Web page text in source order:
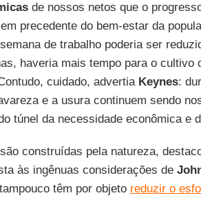
de nossos netos que o
precedente do bem-estar da
de trabalho poderia ser
haveria mais tempo para o cultivo
cuidado, advertia Keynes:
e a usura continuem sendo
túnel da necessidade econômica e
construídas pela natureza,
às ingênuas considerações de
têm por objeto reduzir o